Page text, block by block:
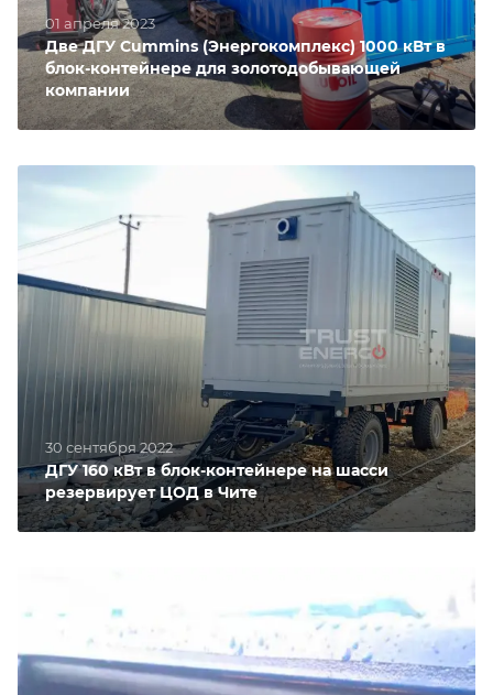
01 апреля 2023
Две ДГУ Cummins (Энергокомплекс) 1000 кВт в
блок-контейнере для золотодобывающей
компании
30 сентября 2022
ДГУ 160 кВт в блок-контейнере на шасси
резервирует ЦОД в Чите